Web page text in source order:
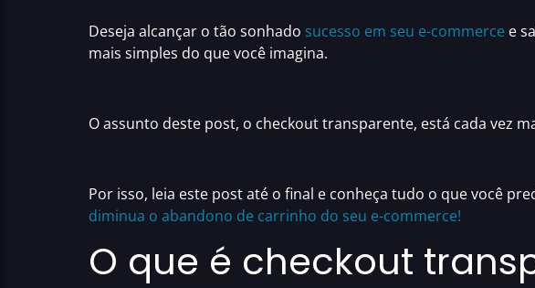
Deseja alcançar o tão sonhado sucesso em seu e-commerce e
mais simples do que você imagina.
O assunto deste post, o checkout transparente, está cada vez
Por isso, leia este post até o final e conheça tudo o que você
diminua o abandono de carrinho do seu e-commerce!
O que é checkout